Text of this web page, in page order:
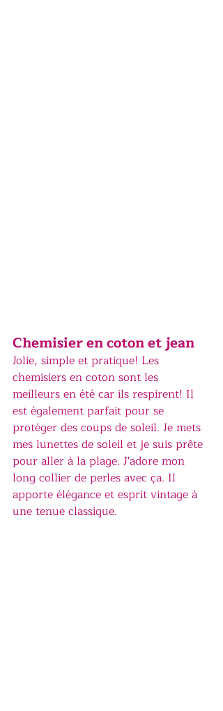
Chemisier en coton et jean
Jolie, simple et pratique! Les
chemisiers en coton sont les
meilleurs en été car ils respirent! Il
est également parfait pour se
protéger des coups de soleil. Je mets
mes lunettes de soleil et je suis prête
pour aller à la plage. J'adore mon
long collier de perles avec ça. Il
apporte élégance et esprit vintage à
une tenue classique.